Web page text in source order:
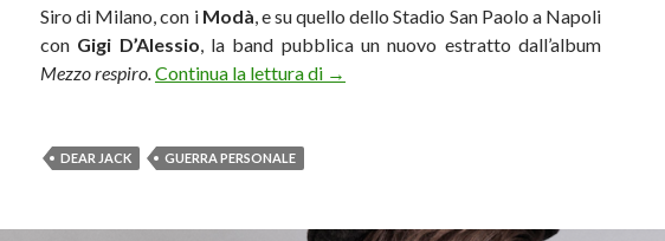
Siro di Milano, con i Modà, e su quello dello Stadio San Paolo a Napoli
con Gigi D’Alessio, la band pubblica un nuovo estratto dall’album
Mezzo respiro.Continua la lettura di In radio la “Guerra personale” dei Dear Jack
→
DEAR JACK GUERRA PERSONALE